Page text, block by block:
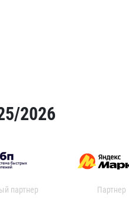
2026
партнер Партнер